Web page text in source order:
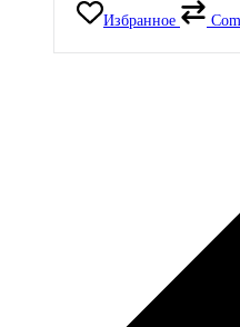
Избранное